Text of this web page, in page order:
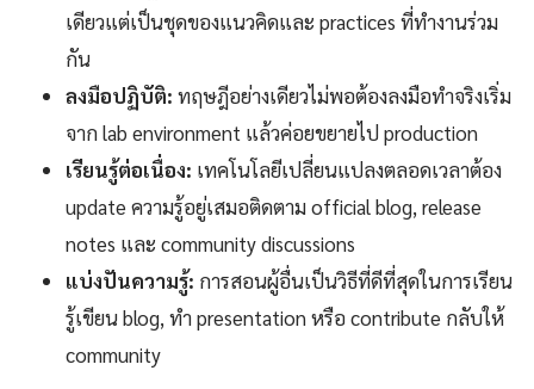
เดียวแต่เป็นชุดของแนวคิดและ practices ที่ทำงานร่วม
กัน
ลงมือปฏิบัติ: ทฤษฎีอย่างเดียวไม่พอต้องลงมือทำจริงเริ่ม
จาก lab environment แล้วค่อยขยายไป production
เรียนรู้ต่อเนื่อง: เทคโนโลยีเปลี่ยนแปลงตลอดเวลาต้อง
update ความรู้อยู่เสมอติดตาม official blog, release
notes และ community discussions
แบ่งปันความรู้: การสอนผู้อื่นเป็นวิธีที่ดีที่สุดในการเรียน
รู้เขียน blog, ทำ presentation หรือ contribute กลับให้
community